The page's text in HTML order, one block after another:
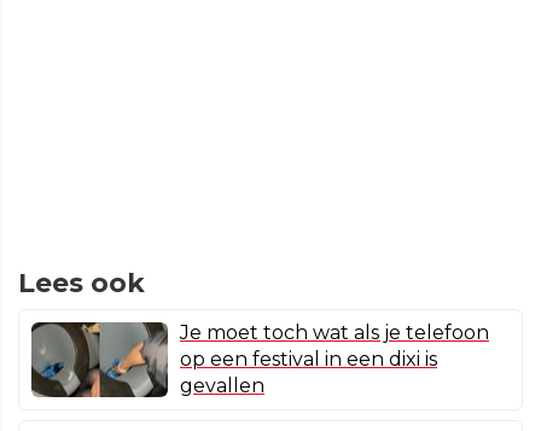
Lees ook
Je moet toch wat als je telefoon
op een festival in een dixi is
gevallen